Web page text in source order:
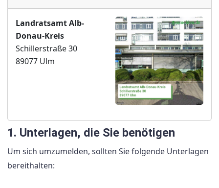
Landratsamt Alb-
Donau-Kreis
Schillerstraße 30
89077 Ulm
1. Unterlagen, die Sie benötigen
Um sich umzumelden, sollten Sie folgende Unterlagen
bereithalten: